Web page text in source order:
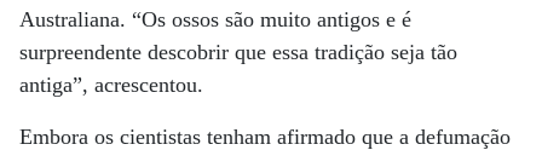
Australiana. “Os ossos são muito antigos e é
surpreendente descobrir que essa tradição seja tão
antiga”, acrescentou.
Embora os cientistas tenham afirmado que a defumação